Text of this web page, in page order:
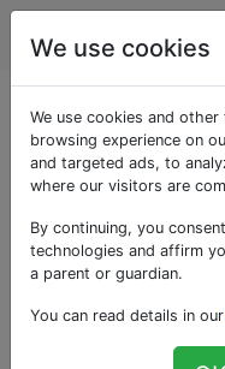
Als
Ein Dateisystem ist
Computersystem zu
eine spezielle Art von
Interaktion mit
We use cookies
We use cookies and
browsing experience on
and targeted ads, to
where our visitors are
By continuing, you
technologies and affirm
a parent or guardian.
You can read details in our